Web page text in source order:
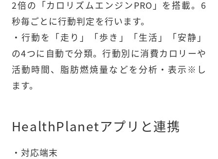
2倍の「カロリズムエンジンPRO」を搭載。6
秒毎ごとに行動判定を行います。
・行動を「走り」「歩き」「生活」「安静」
の4つに自動で分類。行動別に消費カロリーや
活動時間、脂肪燃焼量などを分析・表示※し
ます。
HealthPlanetアプリと連携
・対応端末